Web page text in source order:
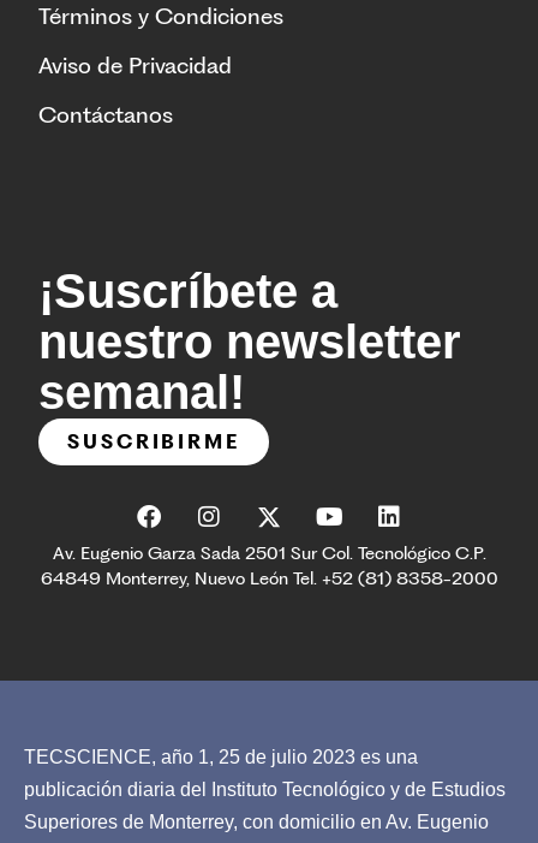
Términos y Condiciones
Aviso de Privacidad
Contáctanos
¡Suscríbete a
nuestro newsletter
semanal!
SUSCRIBIRME
Av. Eugenio Garza Sada 2501 Sur Col. Tecnológico C.P.
64849 Monterrey, Nuevo León Tel. +52 (81) 8358-2000
TECSCIENCE, año 1, 25 de julio 2023 es una
publicación diaria del Instituto Tecnológico y de Estudios
Superiores de Monterrey, con domicilio en Av. Eugenio